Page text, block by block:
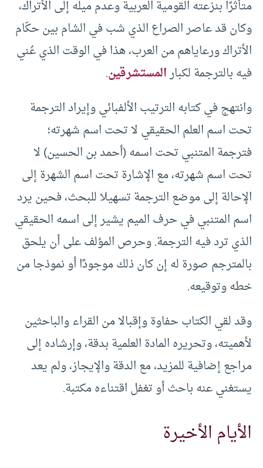
متأثرًا بنزعته القومية العربية وعدم ميله إلى الأتراك،
وكان قد عاصر الصراع الذي شب في الشام بين حكّام
الأتراك ورعاياهم من العرب، هذا في الوقت الذي عُني
فيه بالترجمة لكبارالمستشرقين.
وانتهج في كتابه الترتيب الألفبائي وإيراد الترجمة
تحت اسم العلم الحقيقي لا تحت اسم شهرته؛
فترجمة المتنبي تحت اسمه (أحمد بن الحسين) لا
تحت اسم شهرته، مع الإشارة تحت اسم الشهرة إلى
الإحالة إلى موضع الترجمة تسهيلا للبحث، فحين يرد
اسم المتنبي في حرف الميم يشير إلى اسمه الحقيقي
الذي ترد فيه الترجمة. وحرص المؤلف على أن يلحق
بالمترجم صورة له إن كان ذلك موجودًا أو نموذجا من
خطه وتوقيعه.
وقد لقي الكتاب حفاوة وإقبالا من القراء والباحثين
لأهميته، وتحريره المادة العلمية بدقة، وإرشاده إلى
مراجع إضافية للمزيد، مع الدقة والإيجاز، ولم يعد
يستغني عنه باحث أو تغفل اقتناءه مكتبة.
الأيام الأخيرة